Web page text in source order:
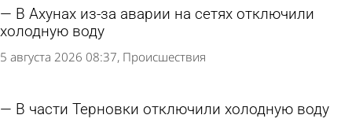
В Ахунах из-за аварии на сетях отключили
холодную воду
5 августа 2026 08:37 Происшествия
В части Терновки отключили холодную воду